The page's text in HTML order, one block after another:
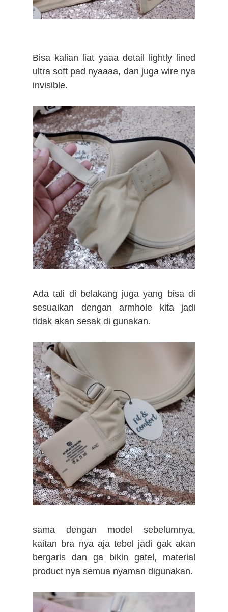
Bisa kalian liat yaaa detail lightly lined
ultra soft pad nyaaaa, dan juga wire nya
invisible.
Ada tali di belakang juga yang bisa di
sesuaikan dengan armhole kita jadi
tidak akan sesak di gunakan.
sama dengan model sebelumnya,
kaitan bra nya aja tebel jadi gak akan
bergaris dan ga bikin gatel, material
product nya semua nyaman digunakan.